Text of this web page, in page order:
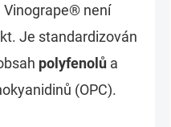
Vinogrape® není
Je standardizován
polyfenolů a
(OPC).